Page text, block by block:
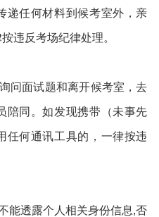
递任何材料到候考室外，亲
违反考场纪律处理。
面试题和离开候考室，去
陪同。如发现携带（未事先
任何通讯工具的，一律按违
透露个人相关身份信息,否